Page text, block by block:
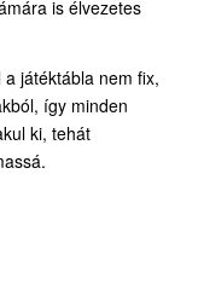
is élvezetes
játéktábla nem fix,
így minden
ki, tehát